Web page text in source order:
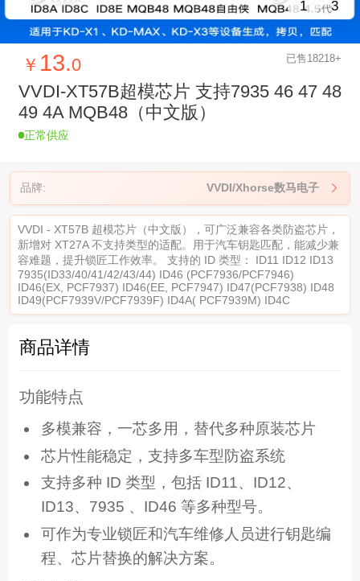
1 3
￥ 13.0 已售18218+
VVDI-XT57B超模芯片 支持7935 46 47 48
49 4A MQB48（中文版）
正常供应
品牌: VVDI/Xhorse数马电子 
VVDI - XT57B 超模芯片（中文版），可广泛兼容各类防盗芯片，
新增对 XT27A 不支持类型的适配。用于汽车钥匙匹配，能减少兼
容难题，提升锁匠工作效率。 支持的 ID 类型： ID11 ID12 ID13
7935(ID33/40/41/42/43/44) ID46 (PCF7936/PCF7946)
ID46(EX, PCF7937) ID46(EE, PCF7947) ID47(PCF7938) ID48
ID49(PCF7939V/PCF7939F) ID4A( PCF7939M) ID4C
商品详情
功能特点
多模兼容，一芯多用，替代多种原装芯片
芯片性能稳定，支持多车型防盗系统
支持多种 ID 类型，包括 ID11、ID12、
ID13、7935 、ID46 等多种型号。
可作为专业锁匠和汽车维修人员进行钥匙编
程、芯片替换的解决方案。